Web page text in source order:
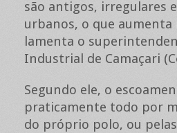
são antigos, irregulares
urbanos, o que
lamenta o
Industrial de Camaçari
Segundo ele, o
praticamente todo por
do próprio polo, ou